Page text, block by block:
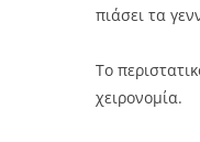
πιάσει τα
Το
χειρονομία.